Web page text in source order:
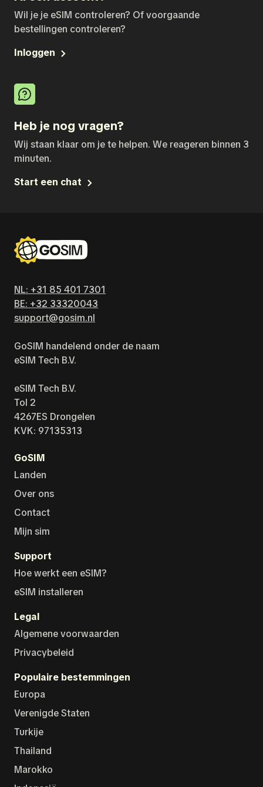
Wil je je eSIM controleren? Of voorgaande
bestellingen controleren?
Inloggen
Heb je nog vragen?
Wij staan klaar om je te helpen. We reageren binnen 3
minuten.
Start een chat
NL: +31 85 401 7301
BE: +32 33320043
support@gosim.nl
GoSIM handelend onder de naam
eSIM Tech B.V.
eSIM Tech B.V.
Tol 2
4267ES Drongelen
KVK: 97135313
GoSIM
Landen
Over ons
Contact
Mijn sim
Support
Hoe werkt een eSIM?
eSIM installeren
Legal
Algemene voorwaarden
Privacybeleid
Populaire bestemmingen
Europa
Verenigde Staten
Turkije
Thailand
Marokko